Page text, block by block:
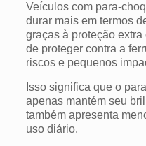
Veículos com para-
durar mais em termos
graças à proteção
de proteger contra a
riscos e pequenos
Isso significa que o
apenas mantém seu
também apresenta
uso diário.